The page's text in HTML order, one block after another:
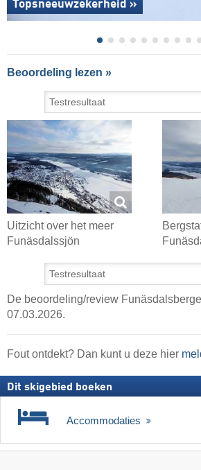
Topsneeuwzekerheid »
Beoordeling lezen »
Uitzicht over het meer
Funäsdalssjön
De beoordeling/review
07.03.2026.
Fout ontdekt? Dan kunt u deze hier
Dit skigebied boeken
Accommodaties